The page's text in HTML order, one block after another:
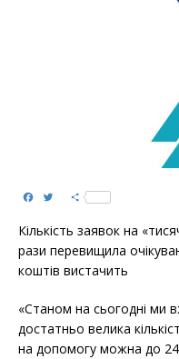
e
b
o
o
t
t
e
r
S
h
r
e
Кількість заявок на
рази перевищила
коштів вистачить
«Станом на сьогодні ми
достатньо велика
на допомогу можна до